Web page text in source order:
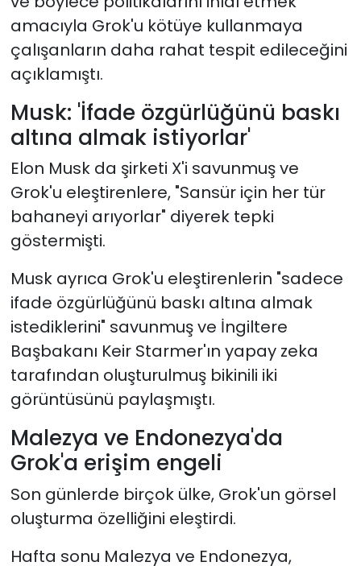
amacıyla Grok'u kötüye kullanmaya
çalışanların daha rahat tespit edileceğini
açıklamıştı.
Musk: 'İfade özgürlüğünü baskı
altına almak istiyorlar'
Elon Musk da şirketi X'i savunmuş ve
Grok'u eleştirenlere, "Sansür için her tür
bahaneyi arıyorlar" diyerek tepki
göstermişti.
Musk ayrıca Grok'u eleştirenlerin "sadece
ifade özgürlüğünü baskı altına almak
istediklerini" savunmuş ve İngiltere
Başbakanı Keir Starmer'ın yapay zeka
tarafından oluşturulmuş bikinili iki
görüntüsünü paylaşmıştı.
Malezya ve Endonezya'da
Grok'a erişim engeli
Son günlerde birçok ülke, Grok'un görsel
oluşturma özelliğini eleştirdi.
Hafta sonu Malezya ve Endonezya,